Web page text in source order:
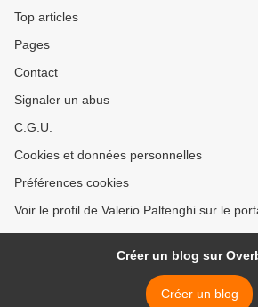
Top articles
Pages
Contact
Signaler un abus
C.G.U.
Cookies et données personnelles
Préférences cookies
Voir le profil de Valerio Paltenghi sur le
Créer un blog sur
Créer un blog